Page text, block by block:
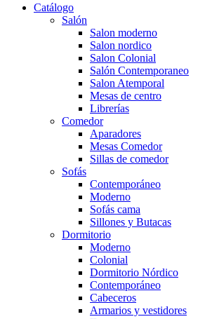
Catálogo
Salón
Salon moderno
Salon nordico
Salon Colonial
Salón Contemporaneo
Salon Atemporal
Mesas de centro
Librerías
Comedor
Aparadores
Mesas Comedor
Sillas de comedor
Sofás
Contemporáneo
Moderno
Sofás cama
Sillones y Butacas
Dormitorio
Moderno
Colonial
Dormitorio Nórdico
Contemporáneo
Cabeceros
Armarios y vestidores